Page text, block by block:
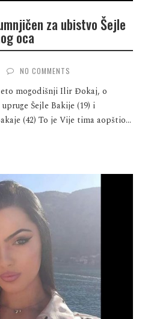
za ubistvo Šejle
oca
NO COMMENTS
mogodišnji Ilir Đokaj, o
Šejle Bakije (19) i
(42) To je Vije tima aopštio...